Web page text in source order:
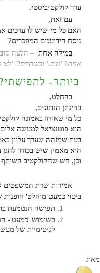
ערך קולקטיביסטי.
עם זאת,
האם כל מי שיש לו ערכים
נוסח הידוענים המוזכרים?
במילה אחת– הלצה
אחת? 'טוב.' ובשתיים?' 'לא
ביותר- לתפישתי?
בהחלט,
בהינתן הנתונים,
כל מי שאוחז באמונה
הוא פוטנציאל למעשה
בעת שמזהה שערך עליון
הוא מאמין שיש בכוחו להגן
וכן, חש שהקולקטיב השותף
אמירות שרת המשפטים
ביטוי כמעט מוחלט' חופנות
תפישה הנטמעת
בשימוש 'כמעט'-
לגיטימיות של
מאת